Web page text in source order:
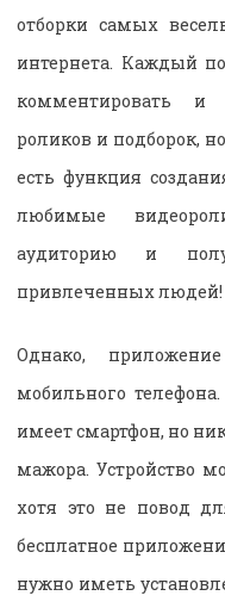
отборки самых
интернета. Каждый
комментировать и
роликов и подборок,
есть функция
любимые
аудиторию и
привлеченных людей!
Однако,
мобильного
имеет смартфон, но
мажора. Устройство
хотя это не повод
бесплатное
нужно иметь